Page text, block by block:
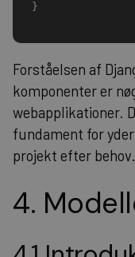
}
Forståelsen af
komponenter er
webapplikationer.
fundament for
projekt efter behov.
4.